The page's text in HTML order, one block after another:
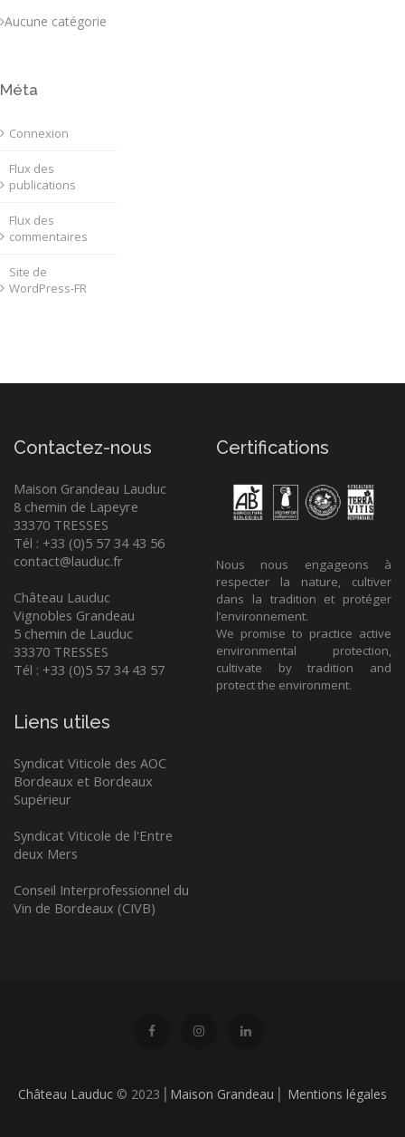
Aucune catégorie
Méta
Connexion
Flux des
publications
Flux des
commentaires
Site de
WordPress-FR
Contactez-nous
Maison Grandeau Lauduc
8 chemin de Lapeyre
33370 TRESSES
Tél : +33 (0)5 57 34 43 56
contact@lauduc.fr
Château Lauduc
Vignobles Grandeau
5 chemin de Lauduc
33370 TRESSES
Tél : +33 (0)5 57 34 43 57
Certifications
Nous nous engageons à
respecter la nature, cultiver
dans la tradition et protéger
l’environnement.
We promise to practice active
environmental protection,
cultivate by tradition and
protect the environment.
Liens utiles
Syndicat Viticole des AOC
Bordeaux et Bordeaux
Supérieur
Syndicat Viticole de l'Entre
deux Mers
Conseil Interprofessionnel du
Vin de Bordeaux (CIVB)
Château Lauduc © 2023 ⎢ Maison Grandeau Mentions légales